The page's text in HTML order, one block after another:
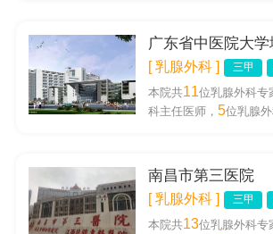
广东省中医院大
[ 乳腺外科 ] 三甲
本院共11位乳腺外科专
科主任医师，5位乳腺
南昌市第三医院
[ 乳腺外科 ] 三甲
本院共13位乳腺外科专